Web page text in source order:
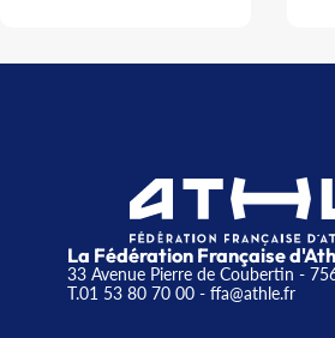
La Fédération Française
33 Avenue Pierre de Coubertin -
T.01 53 80 70 00- ffa@athle.fr